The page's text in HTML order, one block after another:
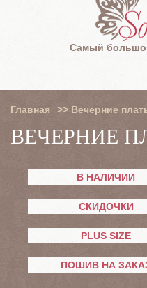
Самый
Главная >> Вечерние
ВЕЧЕРНИЕ
В НАЛИЧИИ
СКИДОЧКИ
PLUS SIZE
ПОШИВ НА